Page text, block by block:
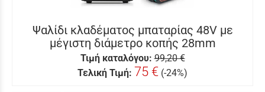
Ψαλίδι κλαδέματος μπαταρίας 48V με
μέγιστη διάμετρο κοπής 28mm
Τιμή καταλόγου: 99,20 €
Τελική Τιμή: 75 € (-24%)